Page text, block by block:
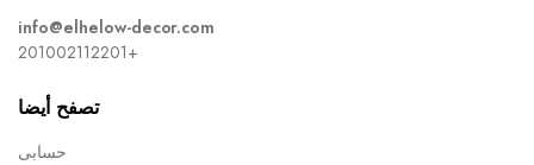
info@elhelow-decor.com
201002112201+
تصفح أيضا
حسابى